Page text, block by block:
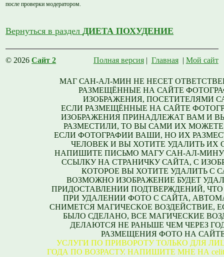
после проверки модератором.
Вернуться в разделДИЕТА ПОХУДЕНИЕ
© 2026Сайт 2 Полная версия| Главная| Мой сайт
МАГ САН-АЛ-МИН НЕ НЕСЕТ
РАЗМЕЩЁННЫЕ НА САЙТЕ
ИЗОБРАЖЕНИЯ, ПОСЕТИТЕЛЯМИ
ЕСЛИ РАЗМЕЩЁННЫЕ НА САЙТЕ
ИЗОБРАЖЕНИЯ ПРИНАДЛЕЖАТ ВАМ И
РАЗМЕСТИЛИ, ТО ВЫ САМИ ИХ МОЖЕТЕ
ЕСЛИ ФОТОГРАФИИ ВАШИ, НО ИХ
ЧЕЛОВЕК И ВЫ ХОТИТЕ УДАЛИТЬ ИХ
НАПИШИТЕ ПИСЬМО МАГУ САН-АЛ-
ССЫЛКУ НА СТРАНИЧКУ САЙТА, С
КОТОРОЕ ВЫ ХОТИТЕ УДАЛИТЬ С
ВОЗМОЖНО ИЗОБРАЖЕНИЕ БУДЕТ
ПРИДОСТАВЛЕНИИ ПОДТВЕРЖДЕНИЙ,
ПРИ УДАЛЕНИИ ФОТО С САЙТА,
СНИМЕТСЯ МАГИЧЕСКОЕ ВОЗДЕЙСТВИЕ,
БЫЛО СДЕЛАНО, ВСЕ МАГИЧЕСКИЕ
ДЕЛАЮТСЯ НЕ РАНЬШЕ ЧЕМ ЧЕРЕЗ
РАЗМЕЩЕНИЯ ФОТО НА
УСЛУГИ ПО ПРИВОРОТУ ТОЛЬКО ДЛЯ
ГОДА ПО ВОЗРАСТУ. НАПИШИТЕ МНЕ НА